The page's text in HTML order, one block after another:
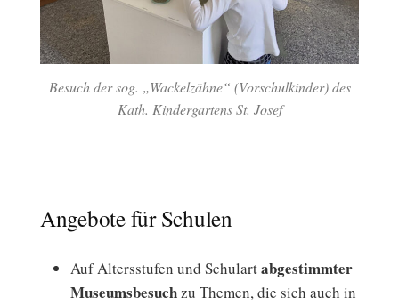
Besuch der sog. „Wackelzähne“ (Vorschulkinder) des
Kath. Kindergartens St. Josef
Angebote für Schulen
Auf Altersstufen und Schulartabgestimmter
Museumsbesuchzu Themen, die sich auch in